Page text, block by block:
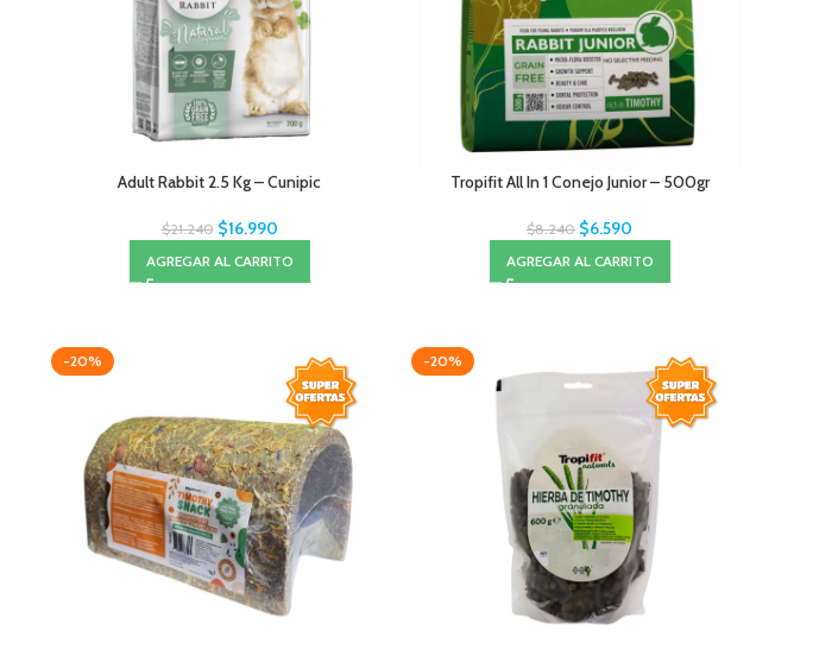
Adult Rabbit 2.5 Kg – Cunipic
$21.240 $16.990
AGREGAR AL CARRITO
Tropifit All In 1 Conejo Junior – 500gr
$8.240 $6.590
AGREGAR AL CARRITO
-20% -20%